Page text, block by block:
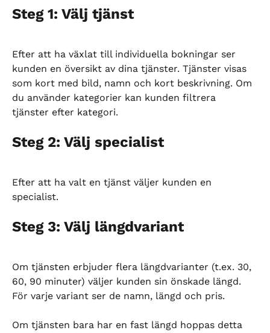
Steg 1: Välj tjänst
Efter att ha växlat till individuella bokningar ser
kunden en översikt av dina tjänster. Tjänster visas
som kort med bild, namn och kort beskrivning. Om
du använder kategorier kan kunden filtrera
tjänster efter kategori.
Steg 2: Välj specialist
Efter att ha valt en tjänst väljer kunden en
specialist.
Steg 3: Välj längdvariant
Om tjänsten erbjuder flera längdvarianter (t.ex. 30,
60, 90 minuter) väljer kunden sin önskade längd.
För varje variant ser de namn, längd och pris.
Om tjänsten bara har en fast längd hoppas detta